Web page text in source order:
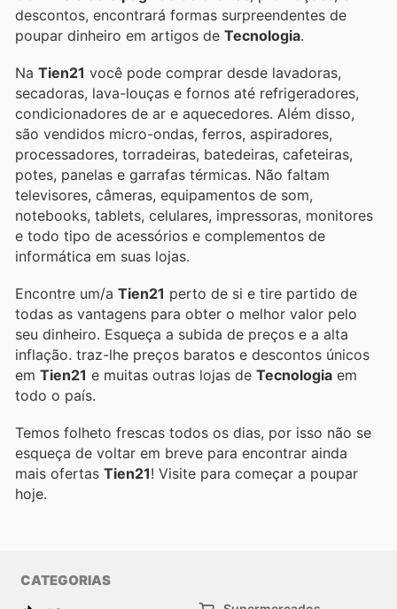
descontos, encontrará formas surpreendentes de
poupar dinheiro em artigos de Tecnologia.
Na Tien21 você pode comprar desde lavadoras,
secadoras, lava-louças e fornos até refrigeradores,
condicionadores de ar e aquecedores. Além disso,
são vendidos micro-ondas, ferros, aspiradores,
processadores, torradeiras, batedeiras, cafeteiras,
potes, panelas e garrafas térmicas. Não faltam
televisores, câmeras, equipamentos de som,
notebooks, tablets, celulares, impressoras, monitores
e todo tipo de acessórios e complementos de
informática em suas lojas.
Encontre um/a Tien21 perto de si e tire partido de
todas as vantagens para obter o melhor valor pelo
seu dinheiro. Esqueça a subida de preços e a alta
inflação. traz-lhe preços baratos e descontos únicos
em Tien21 e muitas outras lojas de Tecnologia em
todo o país.
Temos folheto frescas todos os dias, por isso não se
esqueça de voltar em breve para encontrar ainda
mais ofertas Tien21 ! Visite para começar a poupar
hoje.
CATEGORIAS